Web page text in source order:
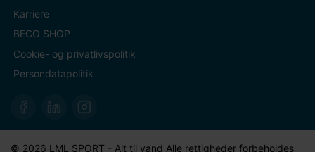
Karriere
BECO SHOP
Cookie- og privatlivspolitik
Persondatapolitik
© 2026 LML SPORT - Alt til vand Alle rettigheder forbeholdes